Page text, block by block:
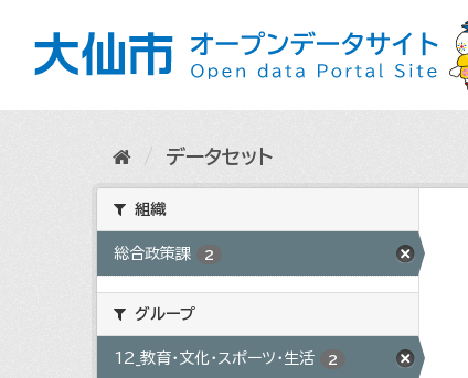
データセット
組織
総合政策課 2
グループ
12_教育・文化・スポーツ・生活 2